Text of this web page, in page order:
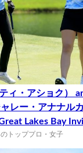
ィ・アショク）
レー・アナナル
Lakes Bay
トッププロ・女子